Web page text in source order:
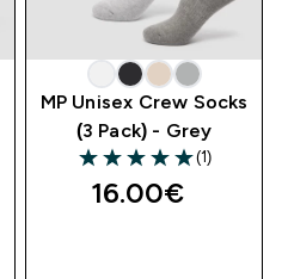
MP Unisex Crew Socks
(3 Pack) - Grey
5 out of 5 stars
(1)
16.00€‎